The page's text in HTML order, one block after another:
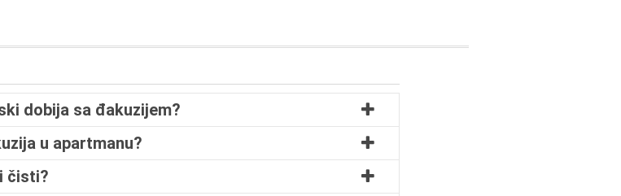
dobija sa đakuzijem?
u apartmanu?
čisti?